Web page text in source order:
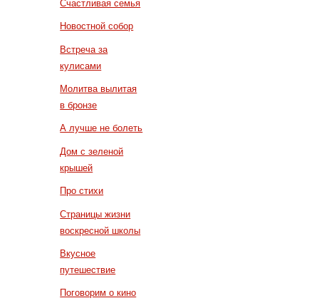
Счастливая семья
Новостной собор
Встреча за
кулисами
Молитва вылитая
в бронзе
А лучше не болеть
Дом с зеленой
крышей
Про стихи
Страницы жизни
воскресной школы
Вкусное
путешествие
Поговорим о кино